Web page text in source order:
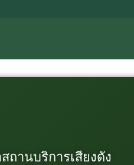
านบริการเสียงดัง